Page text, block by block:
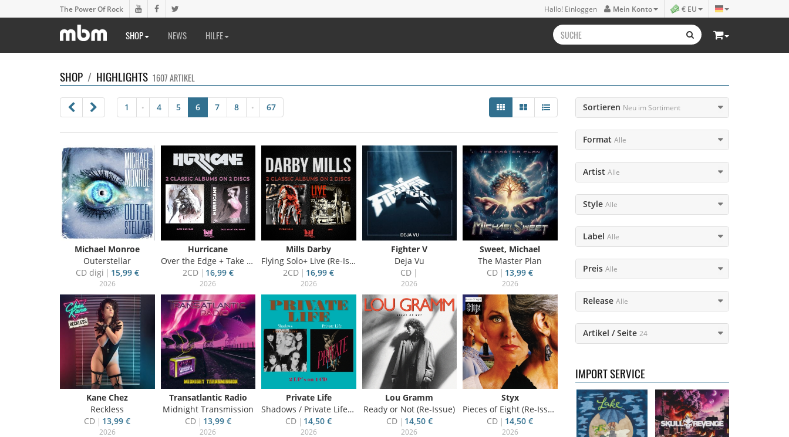
The Power Of Rock Hallo! Einloggen Mein Konto € EU
SHOP NEWS HILFE
SHOP / HIGHLIGHTS 1607 ARTIKEL
Sortieren Neu im Sortiment
Format Alle
Artist Alle
Style Alle
Label Alle
Preis Alle
Release Alle
Artikel / Seite 24
IMPORT SERVICE
Lake- Four
16,50 €
Skull Revenge-
State of Oblivion
Mostly Autumn
- Seawater
16,99 €
Bayley, Blaze-
Circle of stone
14,99 €
1 • 4 5 6 7 8 • 67
Michael Monroe
Outerstellar
CD digi
15,99 €
2026
Hurricane
Over the Edge + Take What You Want (Re-Issue)
2CD
16,99 €
2026
Mills Darby
Flying Solo+ Live (Re-Issue)
2CD
16,99 €
2026
Fighter V
Deja Vu
CD
2026
Sweet, Michael
The Master Plan
CD
13,99 €
2026
Kane Chez
Reckless
CD
13,99 €
2026
Transatlantic Radio
Midnight Transmission
CD
13,99 €
2026
Private Life
Shadows / Private Life (Re-Issue)
CD
14,50 €
2026
Lou Gramm
Ready or Not (Re-Issue)
CD
14,50 €
2026
Styx
Pieces of Eight (Re-Issue)
CD
14,50 €
2026